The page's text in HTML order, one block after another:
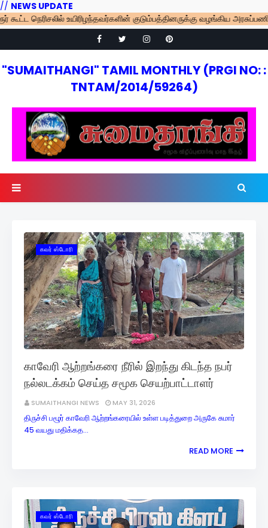
// NEWS UPDATE
உயிரிழந்தவர்களின் குடும்பத்தினருக்கு வழங்கிய அரசுப்பணி
"SUMAITHANGI" TAMIL MONTHLY (PRGI NO: :
TNTAM/2014/59264)
கவர் ஸ்டோரி
காவேரி ஆற்றங்கரை நீரில் இறந்து கிடந்த நபர்
நல்லடக்கம் செய்த சமூக செயற்பாட்டாளர்
SUMAITHANGI NEWS MAY 31, 2026
திருச்சி பழூர் காவேரி ஆற்றங்கரையில் உள்ள படித்துறை அருகே சுமார்
45 வயது மதிக்கத…
READ MORE
கவர் ஸ்டோரி